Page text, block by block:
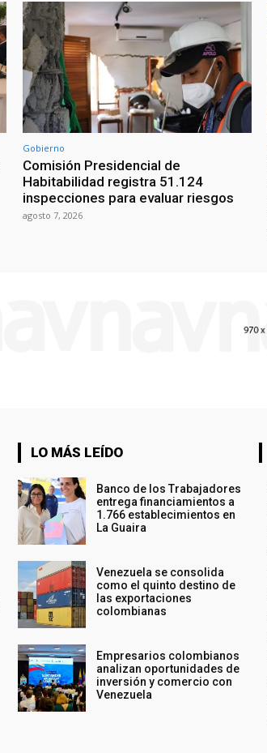
Gobierno
Comisión Presidencial de
Habitabilidad registra 51.124
inspecciones para evaluar riesgos
agosto 7, 2026
LO MÁS LEÍDO
Banco de los Trabajadores
entrega financiamientos a
1.766 establecimientos en
La Guaira
Venezuela se consolida
como el quinto destino de
las exportaciones
colombianas
Empresarios colombianos
analizan oportunidades de
inversión y comercio con
Venezuela